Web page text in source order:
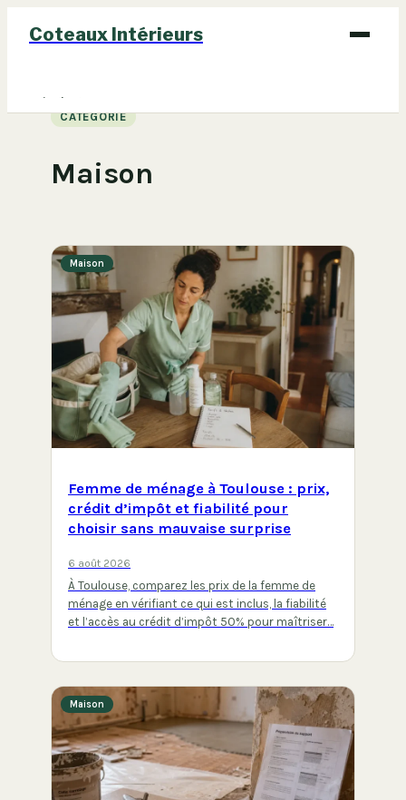
Coteaux Intérieurs
Bricolage
Immobilier
Maison
CATÉGORIE
Maison
Maison
Femme de ménage à Toulouse : prix,
crédit d’impôt et fiabilité pour
choisir sans mauvaise surprise
6 août 2026
À Toulouse, comparez les prix de la femme de
ménage en vérifiant ce qui est inclus, la fiabilité
et l’accès au crédit d’impôt 50% pour maîtriser…
Maison